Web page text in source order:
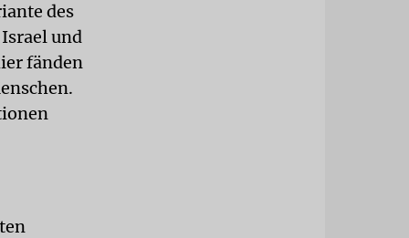
des
und
fänden